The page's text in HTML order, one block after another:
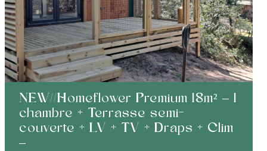
NEW//Homeflower Premium 18m² – 1
chambre + Terrasse semi-
couverte + LV + TV + Draps + Clim
–